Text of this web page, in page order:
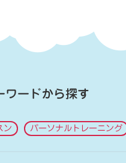
ワードから探す
ン パーソナルトレーニング